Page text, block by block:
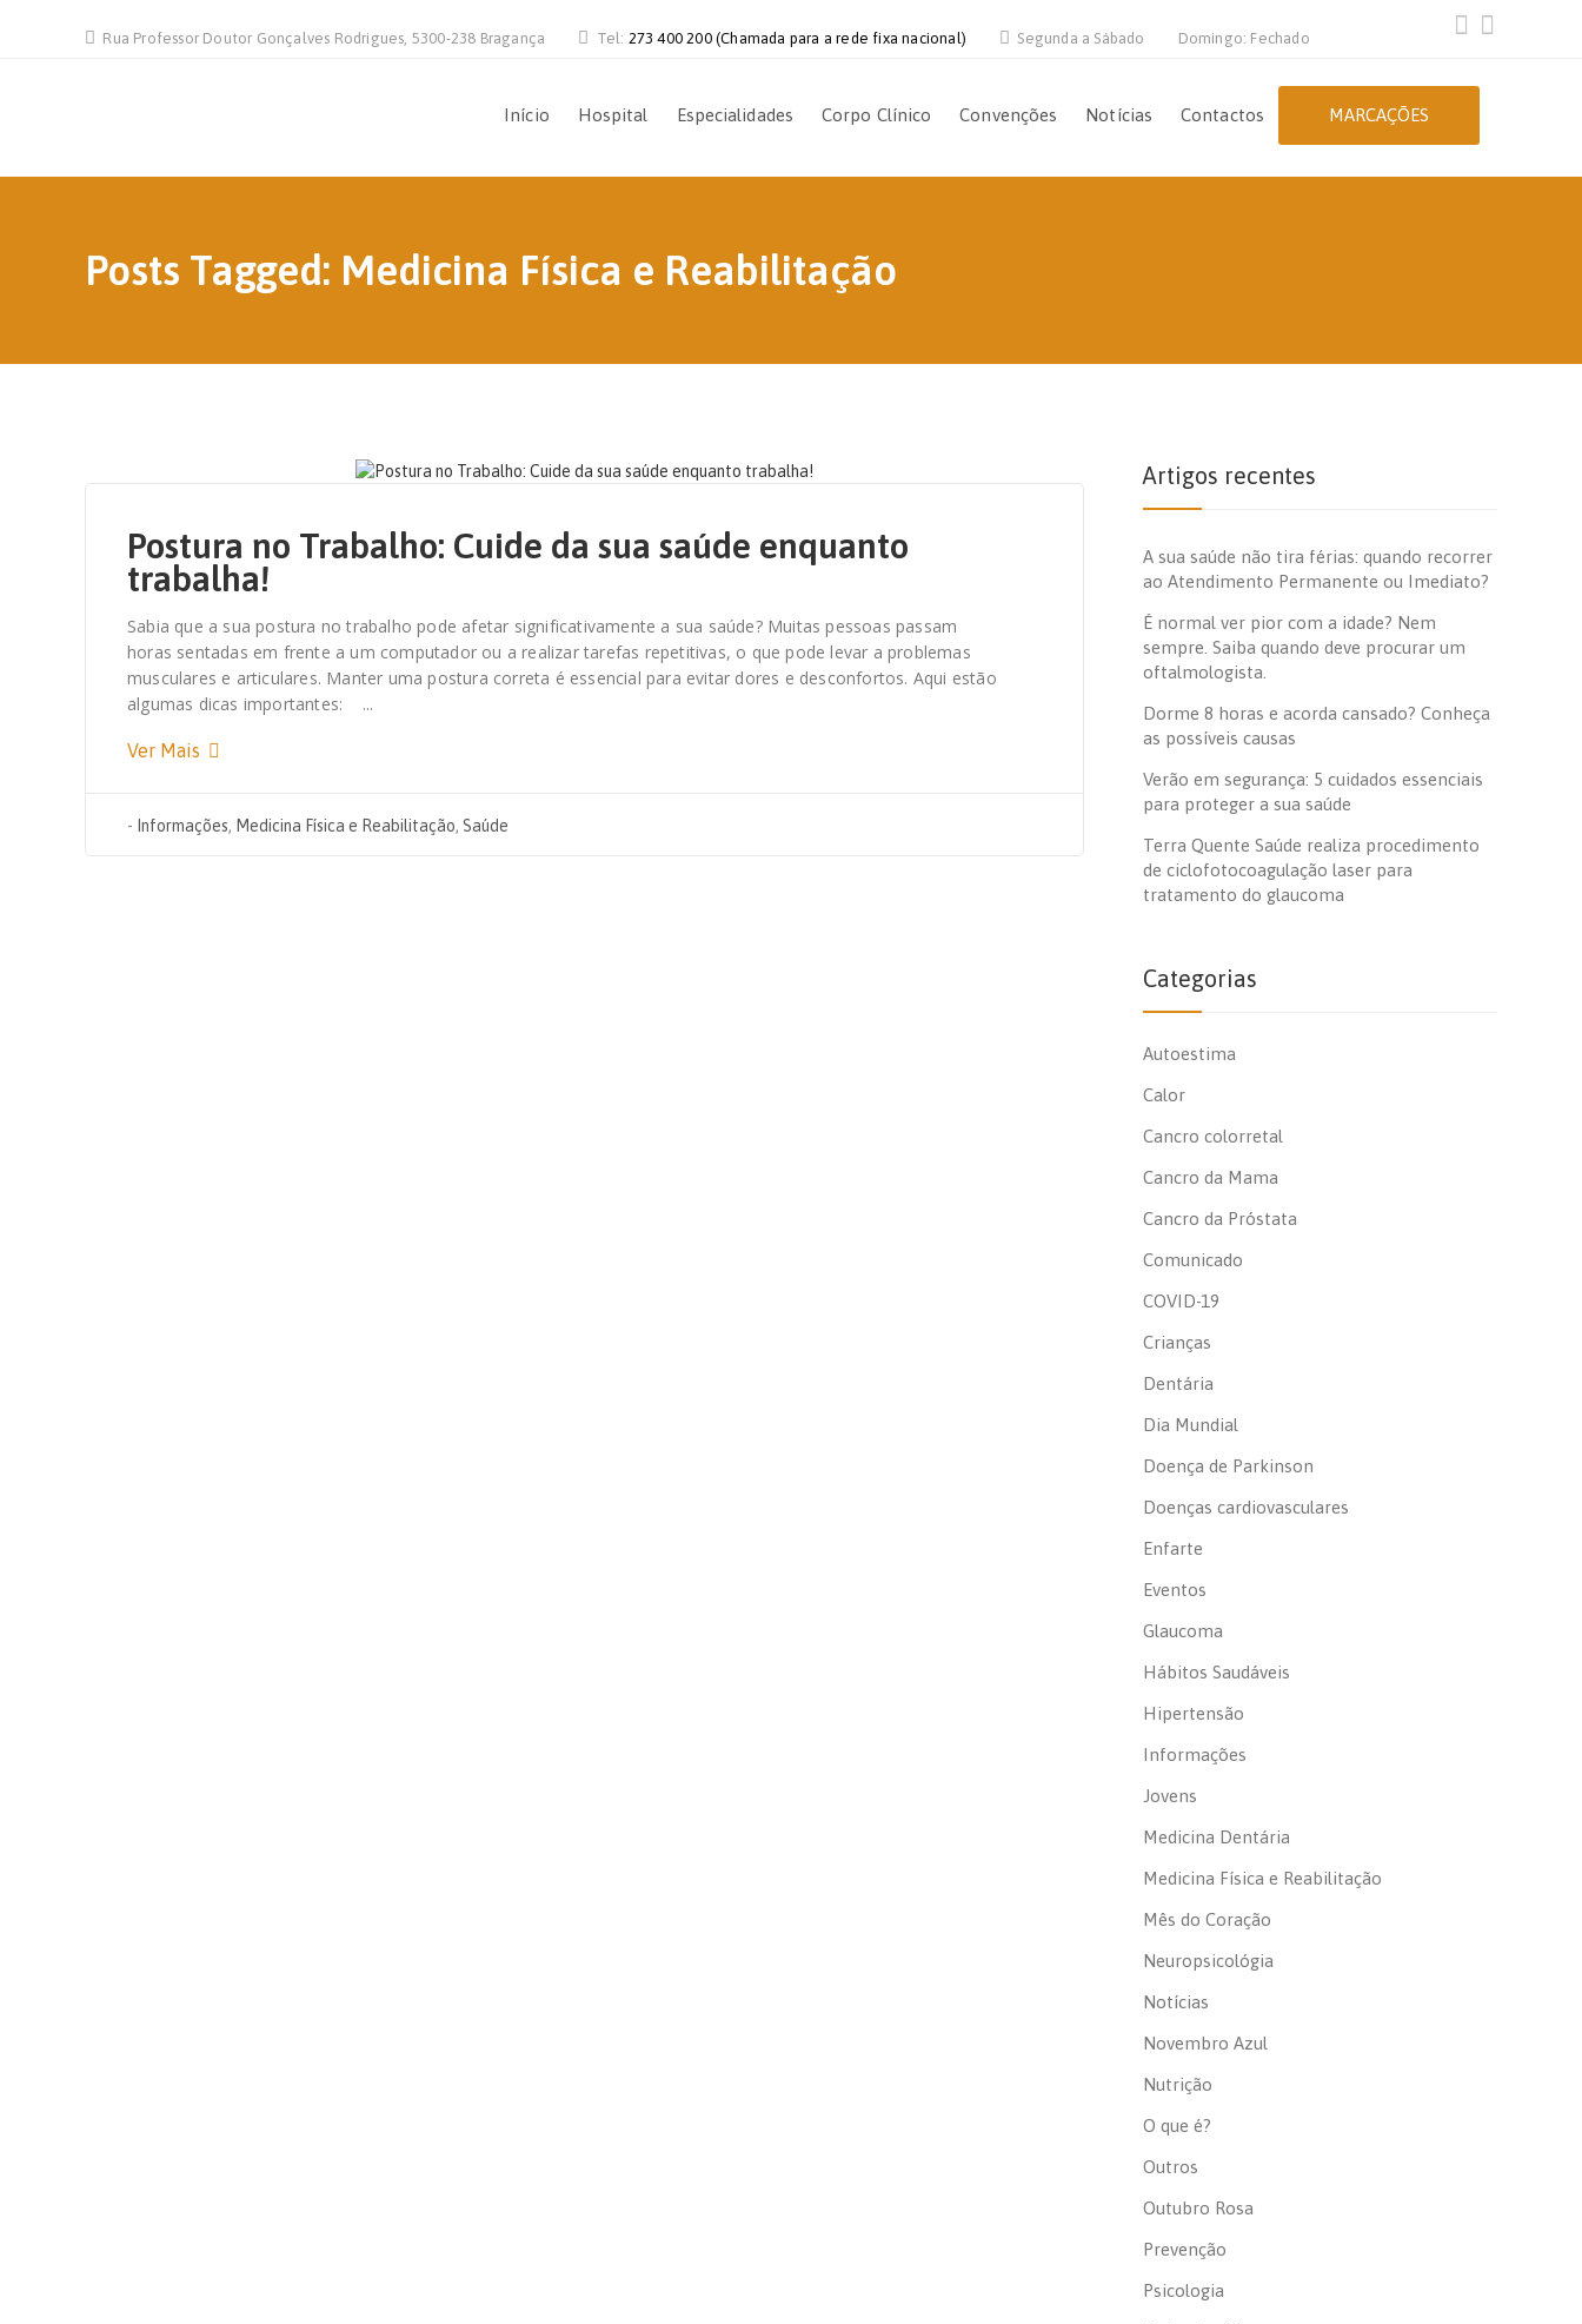
Rua Professor Doutor Gonçalves Rodrigues, 5300-238 Bragança Tel: 273 400 200 (Chamada para a rede fixa nacional) Segunda a Sábado Domingo: Fechado
Início Hospital Especialidades Corpo Clínico Convenções Notícias Contactos MARCAÇÕES
Posts Tagged: Medicina Física e Reabilitação
Postura no Trabalho: Cuide da sua saúde enquanto
trabalha!
Sabia que a sua postura no trabalho pode afetar significativamente a sua saúde? Muitas pessoas passam
horas sentadas em frente a um computador ou a realizar tarefas repetitivas, o que pode levar a problemas
musculares e articulares. Manter uma postura correta é essencial para evitar dores e desconfortos. Aqui estão
algumas dicas importantes: ...
Ver Mais
- Informações, Medicina Física e Reabilitação, Saúde
Artigos recentes
A sua saúde não tira férias: quando recorrer
ao Atendimento Permanente ou Imediato?
É normal ver pior com a idade? Nem
sempre. Saiba quando deve procurar um
oftalmologista.
Dorme 8 horas e acorda cansado? Conheça
as possíveis causas
Verão em segurança: 5 cuidados essenciais
para proteger a sua saúde
Terra Quente Saúde realiza procedimento
de ciclofotocoagulação laser para
tratamento do glaucoma
Categorias
Autoestima
Calor
Cancro colorretal
Cancro da Mama
Cancro da Próstata
Comunicado
COVID-19
Crianças
Dentária
Dia Mundial
Doença de Parkinson
Doenças cardiovasculares
Enfarte
Eventos
Glaucoma
Hábitos Saudáveis
Hipertensão
Informações
Jovens
Medicina Dentária
Medicina Física e Reabilitação
Mês do Coração
Neuropsicológia
Notícias
Novembro Azul
Nutrição
O que é?
Outros
Outubro Rosa
Prevenção
Psicologia